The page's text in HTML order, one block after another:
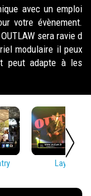
avec un emploi
votre évènement.
sera ravie d
modulaire il peux
peut adapte à les
Lay Low